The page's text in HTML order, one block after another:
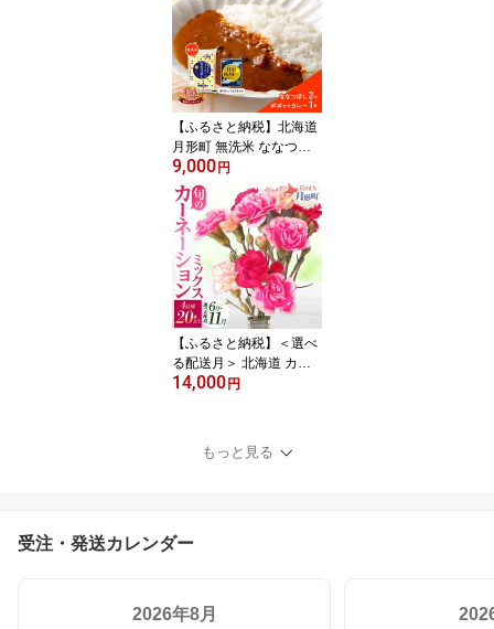
ランド 高級 グルメ お取
り寄せ 肉汁 焼肉 鉄板焼
ギフト 【 月形町 】 お
届け：2025年12月上旬
より順次出荷
【ふるさと納税】北海道
月形町 無洗米 ななつぼ
し 2kg カレーソース 月
形極カレー レトルトカレ
ー ご当地カレー popote
ポポット セット 備蓄 非
常食 保存食 長期保存 特
A 精米 米 ご飯 お米 ごは
ん 国産 お取り寄せ JA 送
料無料
9,000 円
【ふるさと納税】＜選べ
る配送月＞ 北海道 カー
ネーション ミックス 4品
せ 生花 フラワー アレン
ジメント 産地直送 お
14,000 円
もっと見る
受注・発送カレンダー
2026年8月